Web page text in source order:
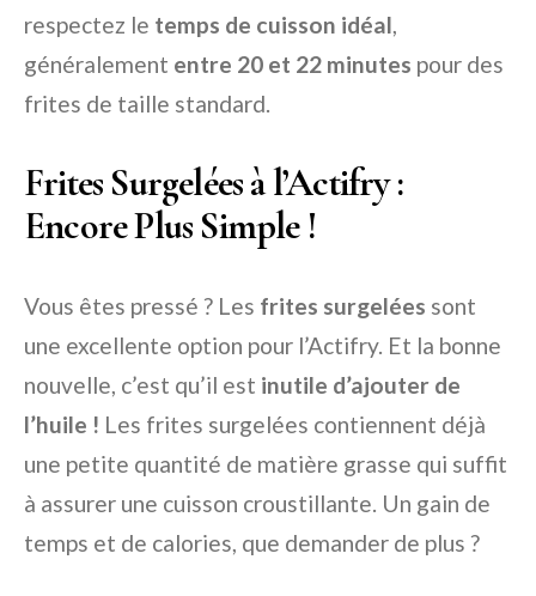
respectez le temps de cuisson idéal
généralement entre 20 et 22 minutes pour des
frites de taille standard.
Frites Surgelées à l’Actifry :
Encore Plus Simple !
Vous êtes pressé ? Les frites surgelées sont
une excellente option pour l’Actifry. Et la bonne
nouvelle, c’est qu’il est inutile d’ajouter de
l’huile ! Les frites surgelées contiennent déjà
une petite quantité de matière grasse qui suffit
à assurer une cuisson croustillante. Un gain de
temps et de calories, que demander de plus ?